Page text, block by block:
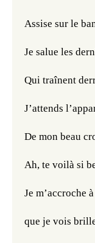
Assise sur le
Je salue les
Qui traînent
J’attends
De mon beau
Ah, te voilà si
Je m’accroche
que je vois